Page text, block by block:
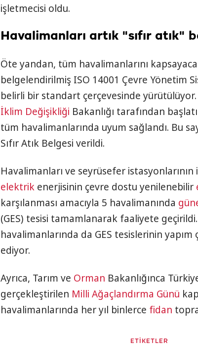
işletmecisi oldu.
Havalimanları artık "sıfır atık"
Öte yandan, tüm havalimanlarını
belgelendirilmiş ISO 14001 Çevre Yönetim
belirli bir standart çerçevesinde yürütülüyor.
İklim Değişikliği Bakanlığı tarafından
tüm havalimanlarında uyum sağlandı. Bu
Sıfır Atık Belgesi verildi.
Havalimanları ve seyrüsefer
elektrik enerjisinin çevre dostu yenilenebilir
karşılanması amacıyla 5 havalimanında
(GES) tesisi tamamlanarak faaliyete
havalimanlarında da GES tesislerinin yapım
ediyor.
Ayrıca, Tarım ve Orman Bakanlığınca
gerçekleştirilen Milli Ağaçlandırma Günü
havalimanlarında her yıl binlerce fidan
ETİKETLER